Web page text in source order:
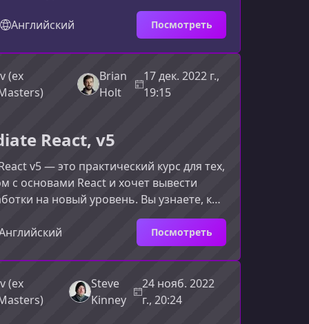
стал важным инструментом
веб‑разработчика, как он решает
REST и как построить быстрые,
и удобные в поддержке приложения
интерфейса.Почему стоит изучать
Node и ReactGraphQL давно
модным словом и превратился в один
Английский Посмотреть
(ex
Brian
Holt
17 дек. 2022 г.,
19:15
React, v5
v5 — это практический курс для тех,
с основами React и хочет вывести
на новый уровень. Вы узнаете, как
инструментами
оптимизировать приложения и
практики разработки.Что вы
курсеКурс охватывает широкий
и подходов, необходимых для
быстродействующих и
приложений.Со
Посмотреть
(ex
Steve
Kinney
24 нояб. 2022
г., 20:24